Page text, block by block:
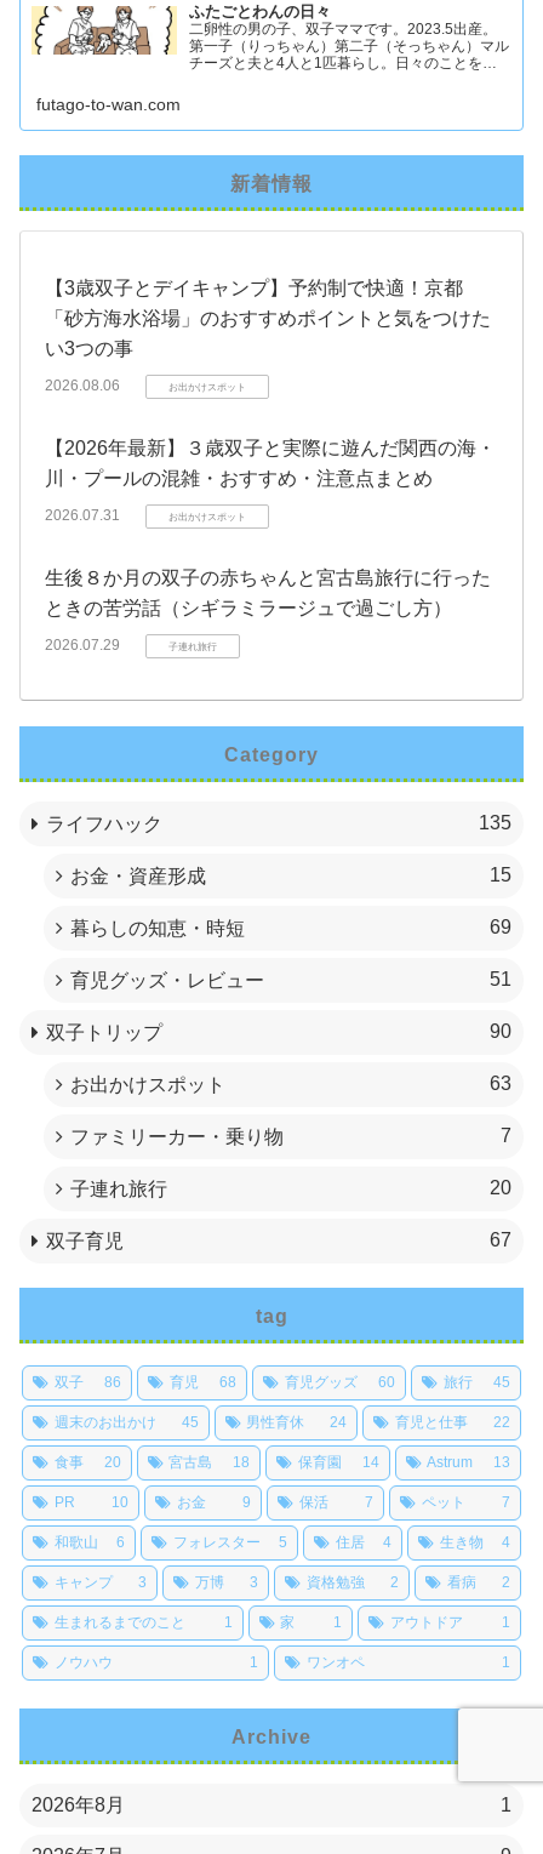
ふたごとわんの日々
二卵性の男の子、双子ママです。2023.5出産。
第一子（りっちゃん）第二子（そっちゃん）マル
チーズと夫と4人と1匹暮らし。日々のことを忘
futago-to-wan.com
新着情報
【3歳双子とデイキャンプ】予約制で快適！京都
「砂方海水浴場」のおすすめポイントと気をつけた
い3つの事
2026.08.06 お出かけスポット
【2026年最新】３歳双子と実際に遊んだ関西の海・
川・プールの混雑・おすすめ・注意点まとめ
2026.07.31 お出かけスポット
生後８か月の双子の赤ちゃんと宮古島旅行に行った
ときの苦労話（シギラミラージュで過ごし方）
2026.07.29 子連れ旅行
Category
ライフハック 135
お金・資産形成 15
暮らしの知恵・時短 69
育児グッズ・レビュー 51
双子トリップ 90
お出かけスポット 63
ファミリーカー・乗り物 7
子連れ旅行 20
双子育児 67
tag
双子 86 育児 68 育児グッズ 60 旅行 45
週末のお出かけ 45 男性育休 24 育児と仕事 22
食事 20 宮古島 18 保育園 14 Astrum 13
PR 10 お金 9 保活 7 ペット 7
和歌山 6 フォレスター 5 住居 4 生き物 4
キャンプ 3 万博 3 資格勉強 2 看病 2
生まれるまでのこと 1 家 1 アウトドア 1
ノウハウ 1 ワンオペ 1
Archive
2026年8月 1